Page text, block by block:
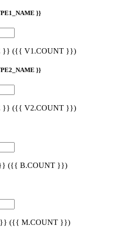
}}
}} ({{ V1.COUNT }})
}}
}} ({{ V2.COUNT }})
({{ B.COUNT }})
({{ M.COUNT }})